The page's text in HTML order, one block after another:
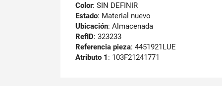
Color: SIN DEFINIR
Estado: Material nuevo
Ubicación: Almacenada
RefID: 323233
Referencia pieza: 4451921LUE
Atributo 1 : 103F21241771